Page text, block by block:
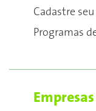
Cadastre
Programas